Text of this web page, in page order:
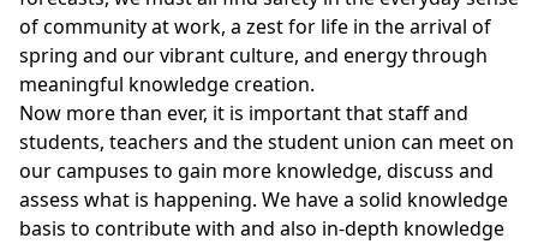
of community at work, a zest for life in the arrival of
spring and our vibrant culture, and energy through
meaningful knowledge creation.
Now more than ever, it is important that staff and
students, teachers and the student union can meet on
our campuses to gain more knowledge, discuss and
assess what is happening. We have a solid knowledge
basis to contribute with and also in-depth knowledge